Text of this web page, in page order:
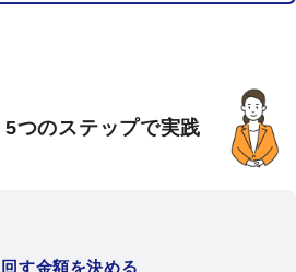
つのステップで実践
す金額を決める